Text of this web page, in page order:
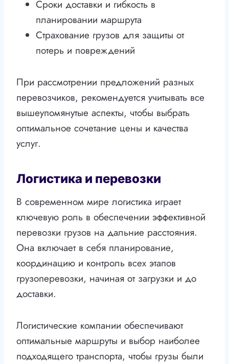
Сроки доставки и гибкость в
планировании маршрута
Страхование грузов для защиты от
потерь и повреждений
При рассмотрении предложений разных
перевозчиков, рекомендуется учитывать все
вышеупомянутые аспекты, чтобы выбрать
оптимальное сочетание цены и качества
услуг.
Логистика и перевозки
В современном мире логистика играет
ключевую роль в обеспечении эффективной
перевозки грузов на дальние расстояния.
Она включает в себя планирование,
координацию и контроль всех этапов
грузоперевозки, начиная от загрузки и до
доставки.
Логистические компании обеспечивают
оптимальные маршруты и выбор наиболее
подходящего транспорта, чтобы грузы были